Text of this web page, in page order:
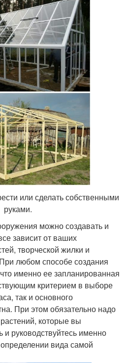
или сделать собственными
руками.
можно создавать и
зависит от ваших
творческой жилки и
любом способе создания
именно ее запланированная
критерием в выборе
так и основного
При этом обязательно надо
которые вы
руководствуйтесь именно
вида самой